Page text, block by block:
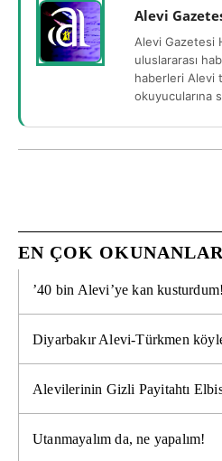
Alevi
Alevi Gazetesi
uluslararası
haberleri Alevi
okuyucularına
EN ÇOK OKUNANLAR
’40 bin Alevi’ye kan
Diyarbakır Alevi-Türkmen
Alevilerinin Gizli Payitahtı
Utanmayalım da, ne yapalım!